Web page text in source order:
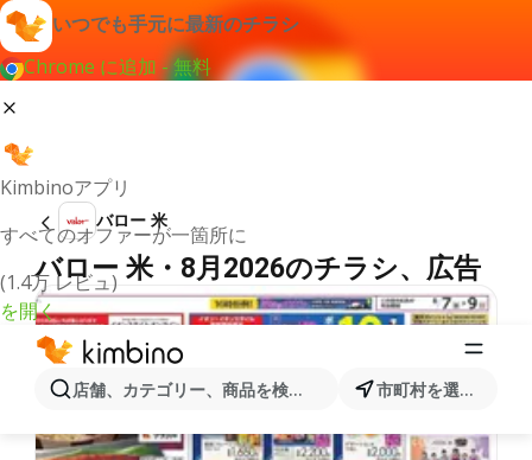
いつでも手元に最新のチラシ
Chrome に追加 - 無料
Kimbinoアプリ
すべてのオファーが一箇所に
(1.4万 レビュ)
を開く
店舗、カテゴリー、商品を検索... 市町村を選択します
バロー 米
バロー 米・8月2026のチラシ、広告